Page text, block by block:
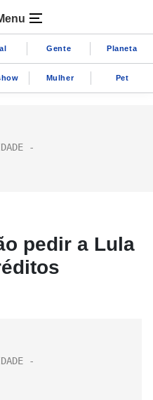
Gente Planeta
Mulher Pet
pedir a Lula